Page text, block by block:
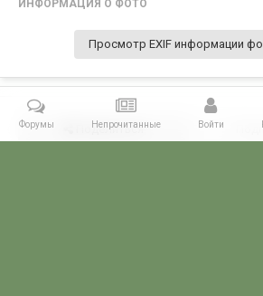
ИНФОРМАЦИЯ О ФОТО
Просмотр EXIF информации
Поделиться
Форумы Непрочитанные Войти